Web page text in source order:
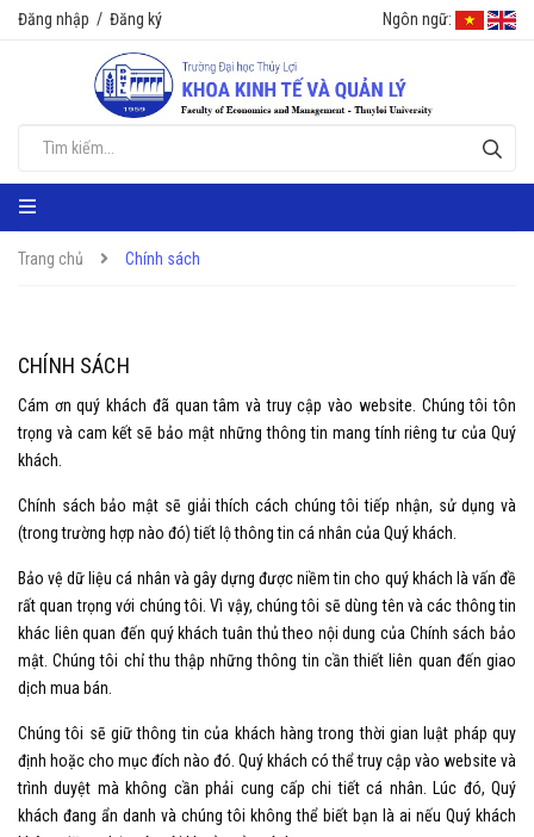
Đăng nhập / Đăng ký Ngôn ngữ:
Trang chủ Chính sách
CHÍNH SÁCH
Cám ơn quý khách đã quan tâm và truy cập vào website. Chúng tôi tôn
trọng và cam kết sẽ bảo mật những thông tin mang tính riêng tư của Quý
khách.
Chính sách bảo mật sẽ giải thích cách chúng tôi tiếp nhận, sử dụng và
(trong trường hợp nào đó) tiết lộ thông tin cá nhân của Quý khách.
Bảo vệ dữ liệu cá nhân và gây dựng được niềm tin cho quý khách là vấn đề
rất quan trọng với chúng tôi. Vì vậy, chúng tôi sẽ dùng tên và các thông tin
khác liên quan đến quý khách tuân thủ theo nội dung của Chính sách bảo
mật. Chúng tôi chỉ thu thập những thông tin cần thiết liên quan đến giao
dịch mua bán.
Chúng tôi sẽ giữ thông tin của khách hàng trong thời gian luật pháp quy
định hoặc cho mục đích nào đó. Quý khách có thể truy cập vào website và
trình duyệt mà không cần phải cung cấp chi tiết cá nhân. Lúc đó, Quý
khách đang ẩn danh và chúng tôi không thể biết bạn là ai nếu Quý khách